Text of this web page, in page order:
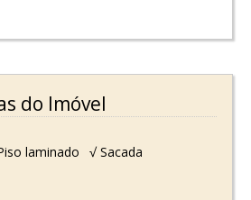
do Imóvel
laminado
√ Sacada